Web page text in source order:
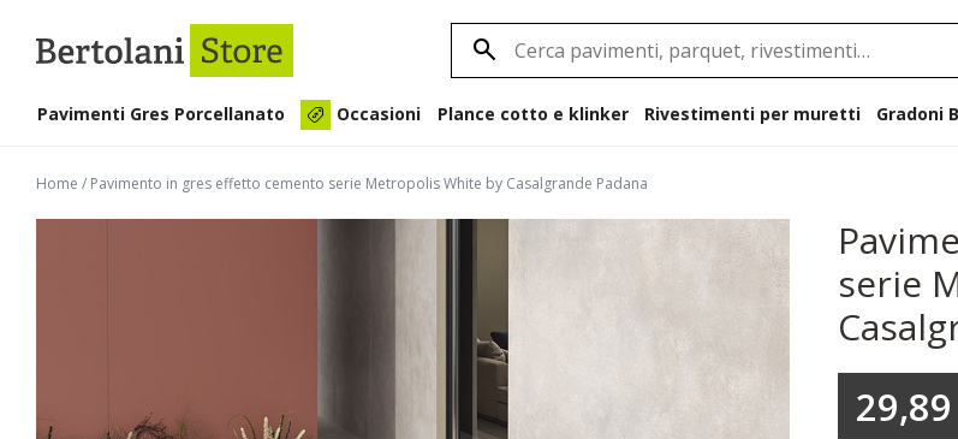
Pavimenti Gres Porcellanato Occasioni Plance cotto e klinker Rivestimenti per muretti
Home / Pavimento in gres effetto cemento serie Metropolis White by Casalgrande Padana
serie